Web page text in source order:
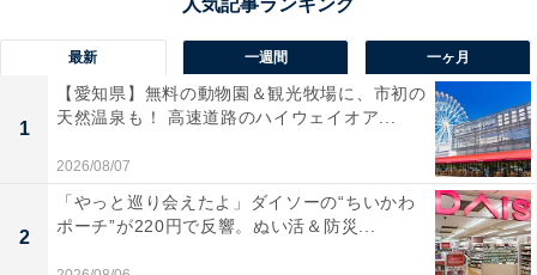
最新 一週間 一ヶ月
1
【愛知県】無料の動物園＆観光牧場に、市初の
天然温泉も！ 高速道路のハイウェイオア...
2026/08/07
2
「やっと巡り会えたよ」ダイソーの“ちいかわ
ポーチ”が220円で反響。ぬい活＆防災...